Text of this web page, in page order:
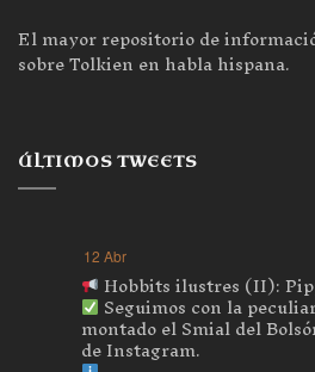
El mayor repositorio de
sobre Tolkien en habla hispana.
ÚLTIMOS TWEETS
12 Abr
Hobbits ilustres (II):
Seguimos con la
montado el Smial del
de Instagram.